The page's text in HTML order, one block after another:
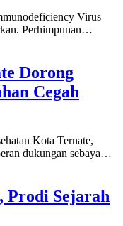
Virus
Perhimpunan…
Dorong
Cegah
Kota Ternate,
dukungan sebaya…
Sejarah